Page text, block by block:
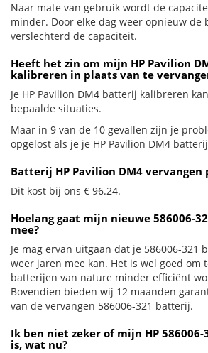
Naar mate van gebruik wordt de
minder. Door elke dag weer opnieuw de
verslechterd de capaciteit.
Heeft het zin om mijn HP Pavilion
kalibreren in plaats van te
Je HP Pavilion DM4 batterij kalibreren
bepaalde situaties.
Maar in 9 van de 10 gevallen zijn je
opgelost als je je HP Pavilion DM4
Batterij HP Pavilion DM4 vervangen
Dit kost bij ons € 96.24.
Hoelang gaat mijn nieuwe 586006-
mee?
Je mag ervan uitgaan dat je 586006-321
weer jaren mee kan. Het is wel goed om
batterijen van nature minder efficiënt
Bovendien bieden wij 12 maanden
van de vervangen 586006-321 batterij.
Ik ben niet zeker of mijn HP
is, wat nu?